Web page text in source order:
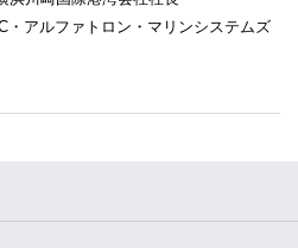
・アルファトロン・マリンシステムズ